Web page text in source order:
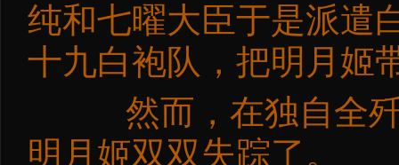
纯和七曜大臣于是派遣
十九白袍队，把明月姬
然而，在独自全歼
明月姬双双失踪了。